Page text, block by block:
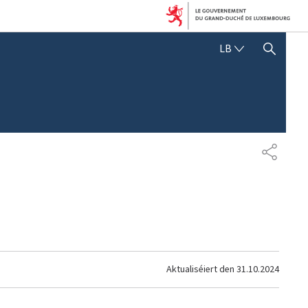
LB SHOW HIDE SEARCH
Aktualiséiert den 31.10.2024